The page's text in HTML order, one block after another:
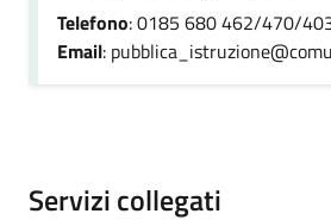
Telefono: 0185 680 462/470/
Email:
Servizi collegati